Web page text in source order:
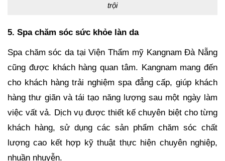
trội
5. Spa chăm sóc sức khỏe làn da
Spa chăm sóc da tại Viện Thẩm mỹ Kangnam Đà Nẵng
cũng được khách hàng quan tâm. Kangnam mang đến
cho khách hàng trải nghiệm spa đẳng cấp, giúp khách
hàng thư giãn và tái tạo năng lượng sau một ngày làm
việc vất vả. Dịch vụ được thiết kế chuyên biệt cho từng
khách hàng, sử dụng các sản phẩm chăm sóc chất
lượng cao kết hợp kỹ thuật thực hiện chuyên nghiệp,
nhuần nhuyễn.